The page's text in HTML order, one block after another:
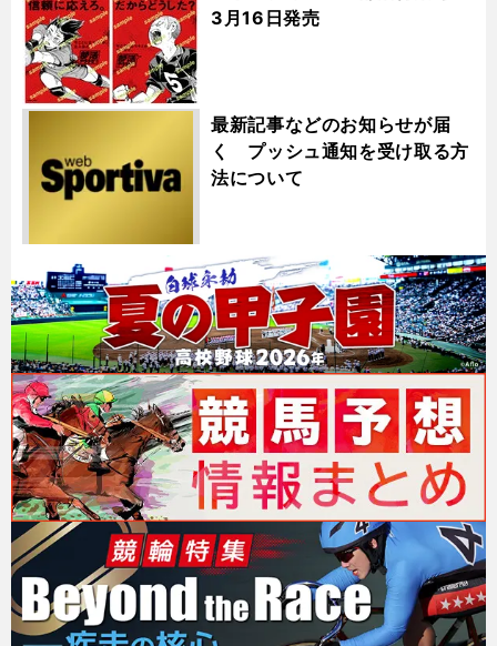
3月16日発売
最新記事などのお知らせが届
く プッシュ通知を受け取る方
法について